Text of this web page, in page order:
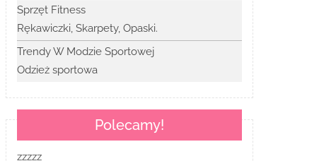
Sprzęt Fitness
Rękawiczki, Skarpety, Opaski.
Trendy W Modzie Sportowej
Odzież sportowa
Polecamy!
zzzzz